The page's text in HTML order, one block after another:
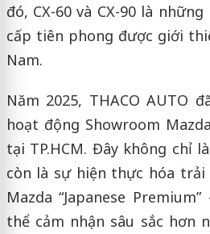
đó, CX-60 và CX-90 là
cấp tiên phong được giới
Nam.
Năm 2025, THACO AUTO
hoạt động Showroom
tại TP.HCM. Đây không chỉ
còn là sự hiện thực hóa
Mazda “Japanese
thể cảm nhận sâu sắc hơn